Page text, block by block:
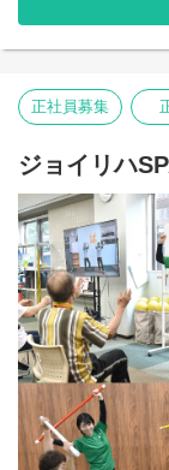
▽事務作業：お一
・送迎
・入浴サポート
・ご利用者様の個
・その他店舗運営
【運動プログラム
複数名に対しての
1対1の個別指導（
【1日の流れ】
▽お迎え：ワゴン車
自宅までお迎え。
▽健康チェック：
体調に合わせたプ
▽準備運動・スト
入れながらウォー
▽機能訓練：日常
正社員募集
ジョイリハ